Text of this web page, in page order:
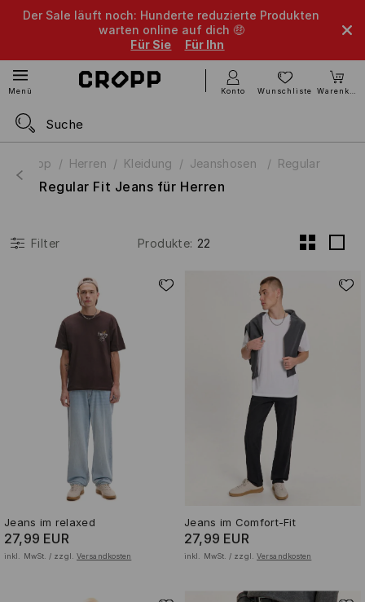
Der Sale läuft noch: Hunderte reduzierte Produkten
warten online auf dich 🤑
Für Sie
Für Ihn
Menü Konto Wunschliste Warenkorb
Cropp Herren Kleidung Jeanshosen Regular
Regular Fit Jeans für Herren
Filter Produkte: 22
Jeans im relaxed
27,99 EUR
inkl. MwSt. / zzgl. Versandkosten
Jeans im Comfort-Fit
27,99 EUR
inkl. MwSt. / zzgl. Versandkosten